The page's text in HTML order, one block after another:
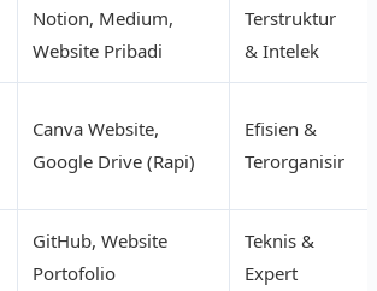
Notion, Medium,
Website Pribadi
Terstruktur
& Intelek
Canva Website,
Google Drive (Rapi)
Efisien &
Terorganisir
GitHub, Website
Portofolio
Teknis &
Expert